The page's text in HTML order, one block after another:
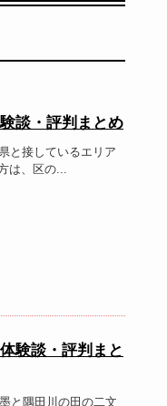
談・評判まとめ
と接しているエリア
は、区の...
験談・評判まと
と隅田川の田の二文